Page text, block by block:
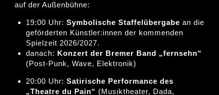
auf der Außenbühne:
19:00 Uhr: Symbolische Staffelübergabe an die
geförderten Künstler:innen der kommenden
Spielzeit 2026/2027.
danach: Konzert der Bremer Band „fernsehn“
(Post-Punk, Wave, Elektronik)
20:00 Uhr: Satirische Performance des
„Theatre du Pain“ (Musiktheater, Dada,